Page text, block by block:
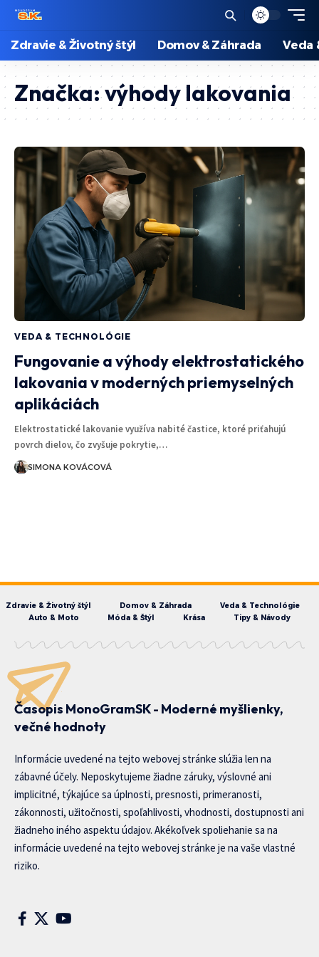
Zdravie & Životný štýl Domov & Záhrada Veda
Značka:výhody lakovania
VEDA & TECHNOLÓGIE
Fungovanie a výhody elektrostatického
lakovania v moderných priemyselných
aplikáciách
Elektrostatické lakovanie využíva nabité častice, ktoré priťahujú
povrch dielov, čo zvyšuje pokrytie,…
SIMONA KOVÁCOVÁ
Zdravie & Životný štýl Domov & Záhrada
Veda & Technológie
Auto & Moto
Móda & Štýl Krása Tipy & Návody
Časopis MonoGramSK - Moderné myšlienky,
večné hodnoty
Informácie uvedené na tejto webovej stránke slúžia len na
zábavné účely. Neposkytujeme žiadne záruky, výslovné ani
implicitné, týkajúce sa úplnosti, presnosti, primeranosti,
zákonnosti, užitočnosti, spoľahlivosti, vhodnosti, dostupnosti ani
žiadneho iného aspektu údajov. Akékoľvek spoliehanie sa na
informácie uvedené na tejto webovej stránke je na vaše vlastné
riziko.